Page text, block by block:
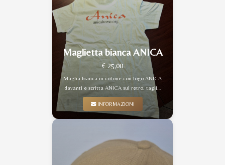
Maglietta bianca ANICA
€ 25,00
Maglia bianca in cotone con logo ANICA
davanti e scritta ANICA sul retro. tagli…
INFORMAZIONI